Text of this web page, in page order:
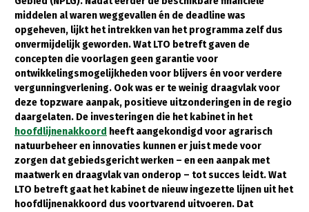
Thema’s
Gezonde planten
Gezonde dieren
Natuur, klimaat en energie
Bodem en water
Platteland en omgeving
Mens, ondernemerschap en onderwijs
Internationaal
middelen al waren weggevallen én de deadline was
opgeheven, lijkt het intrekken van het programma zelf dus
onvermijdelijk geworden. Wat LTO betreft gaven de
concepten die voorlagen geen garantie voor
ontwikkelingsmogelijkheden voor blijvers én voor verdere
vergunningverlening. Ook was er te weinig draagvlak voor
deze topzware aanpak, positieve uitzonderingen in de regio
daargelaten. De investeringen die het kabinet in het
hoofdlijnenakkoord heeft aangekondigd voor agrarisch
natuurbeheer en innovaties kunnen er juist mede voor
zorgen dat gebiedsgericht werken – en een aanpak met
maatwerk en draagvlak van onderop – tot succes leidt. Wat
LTO betreft gaat het kabinet de nieuw ingezette lijnen uit het
hoofdlijnenakkoord dus voortvarend uitvoeren. Dat